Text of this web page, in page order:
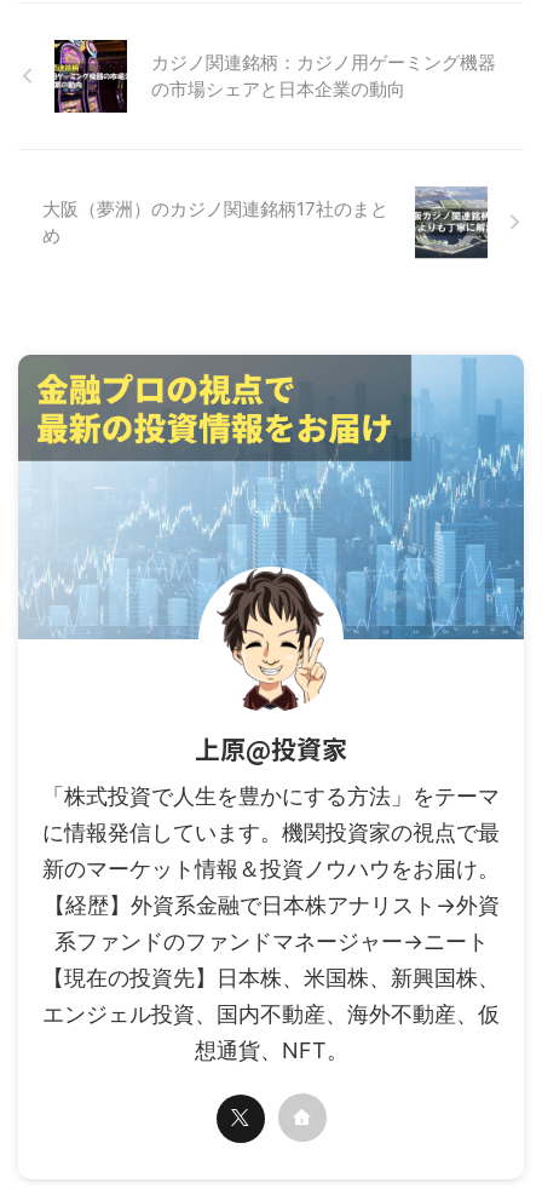
カジノ関連銘柄：カジノ用ゲーミング機器
の市場シェアと日本企業の動向
大阪（夢洲）のカジノ関連銘柄17社のまと
め
上原@投資家
「株式投資で人生を豊かにする方法」をテーマ
に情報発信しています。機関投資家の視点で最
新のマーケット情報＆投資ノウハウをお届け。
【経歴】外資系金融で日本株アナリスト→外資
系ファンドのファンドマネージャー→ニート
【現在の投資先】日本株、米国株、新興国株、
エンジェル投資、国内不動産、海外不動産、仮
想通貨、NFT。